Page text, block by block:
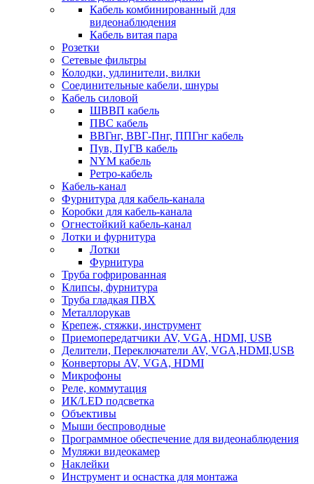
Кабель комбинированный для
видеонаблюдения
Кабель витая пара
Розетки
Сетевые фильтры
Колодки, удлинители, вилки
Соединительные кабели, шнуры
Кабель силовой
ШВВП кабель
ПВС кабель
ВВГнг, ВВГ-Пнг, ППГнг кабель
Пув, ПуГВ кабель
NYM кабель
Ретро-кабель
Кабель-канал
Фурнитура для кабель-канала
Коробки для кабель-канала
Огнестойкий кабель-канал
Лотки и фурнитура
Лотки
Фурнитура
Труба гофрированная
Клипсы, фурнитура
Труба гладкая ПВХ
Металлорукав
Крепеж, стяжки, инструмент
Приемопередатчики AV, VGA, HDMI, USB
Делители, Переключатели AV, VGA,HDMI,USB
Конверторы AV, VGA, HDMI
Микрофоны
Реле, коммутация
ИК/LED подсветка
Объективы
Мыши беспроводные
Программное обеспечение для видеонаблюдения
Муляжи видеокамер
Наклейки
Инструмент и оснастка для монтажа